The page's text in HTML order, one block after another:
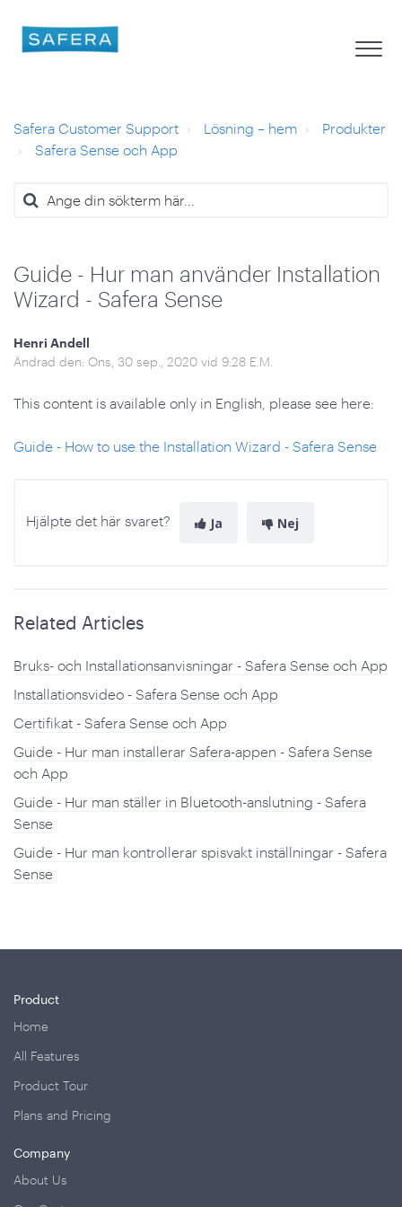
Safera Customer Support Lösning – hem
Produkter
Safera Sense och App
Guide - Hur man använder Installation
Wizard - Safera Sense
Henri Andell
Ändrad den: Ons, 30 sep., 2020 vid 9:28 E.M.
This content is available only in English, please see here:
Guide - How to use the Installation Wizard - Safera Sense
Hjälpte det här svaret? Ja Nej
Related Articles
Bruks- och Installationsanvisningar - Safera Sense och App
Installationsvideo - Safera Sense och App
Certifikat - Safera Sense och App
Guide - Hur man installerar Safera-appen - Safera Sense
och App
Guide - Hur man ställer in Bluetooth-anslutning - Safera
Sense
Guide - Hur man kontrollerar spisvakt inställningar - Safera
Sense
Product
Home
All Features
Product Tour
Plans and Pricing
Company
About Us